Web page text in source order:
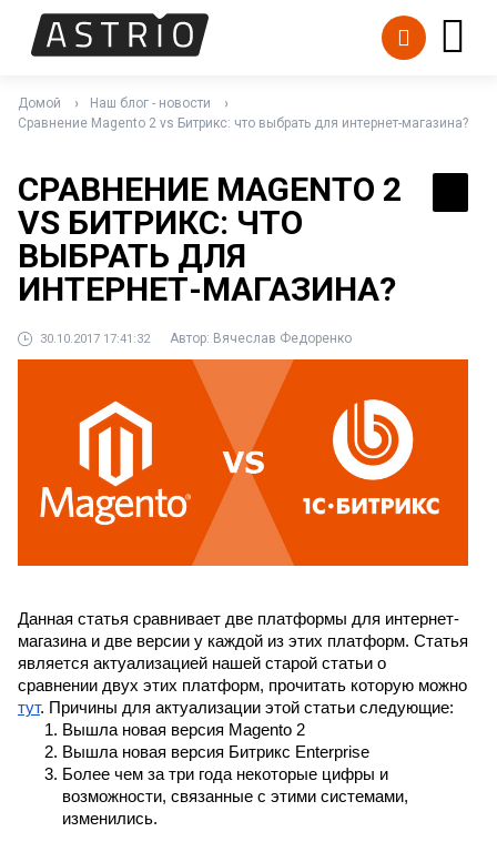
Домой
Наш блог - новости
Сравнение Magento 2 vs Битрикс: что выбрать для интернет-магазина?
СРАВНЕНИЕ MAGENTO 2
VS БИТРИКС: ЧТО
ВЫБРАТЬ ДЛЯ
ИНТЕРНЕТ-МАГАЗИНА?
30.10.2017 17:41:32 Автор: Вячеслав Федоренко
Данная статья сравнивает две платформы для интернет-
магазина и две версии у каждой из этих платформ. Статья
является актуализацией нашей старой статьи о
тут. Причины для актуализации этой статьи следующие:
Вышла новая версия Magento 2
Вышла новая версия Битрикс Enterprise
Более чем за три года некоторые цифры и
возможности, связанные с этими системами,
изменились.